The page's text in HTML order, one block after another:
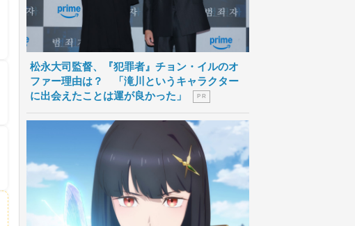
松永大司監督、『犯罪者』チョン・イルのオ
ファー理由は？ 「滝川というキャラクター
に出会えたことは運が良かった」
P R